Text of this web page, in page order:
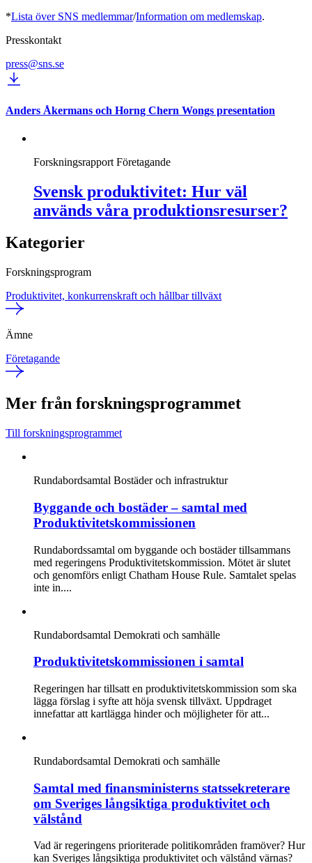
*Lista över SNS medlemmar/Information om medlemskap.
Presskontakt
press@sns.se
Anders Åkermans och Horng Chern Wongs presentation
Forskningsrapport Företagande
Svensk produktivitet: Hur väl
används våra produktionsresurser?
Kategorier
Forskningsprogram
Produktivitet, konkurrenskraft och hållbar tillväxt
Ämne
Företagande
Mer från forskningsprogrammet
Till forskningsprogrammet
Rundabordsamtal Bostäder och infrastruktur
Byggande och bostäder – samtal med
Produktivitetskommissionen
Rundabordssamtal om byggande och bostäder tillsammans
med regeringens Produktivitetskommission. Mötet är slutet
och genomförs enligt Chatham House Rule. Samtalet spelas
inte in....
Rundabordsamtal Demokrati och samhälle
Produktivitetskommissionen i samtal
Regeringen har tillsatt en produktivitetskommission som ska
lägga förslag i syfte att höja svensk tillväxt. Uppdraget
innefattar att kartlägga hinder och möjligheter för att...
Rundabordsamtal Demokrati och samhälle
Samtal med finansministerns statssekreterare
om Sveriges långsiktiga produktivitet och
välstånd
Vad är regeringens prioriterade politikområden framöver? Hur
kan Sveriges långsiktiga produktivitet och välstånd värnas?